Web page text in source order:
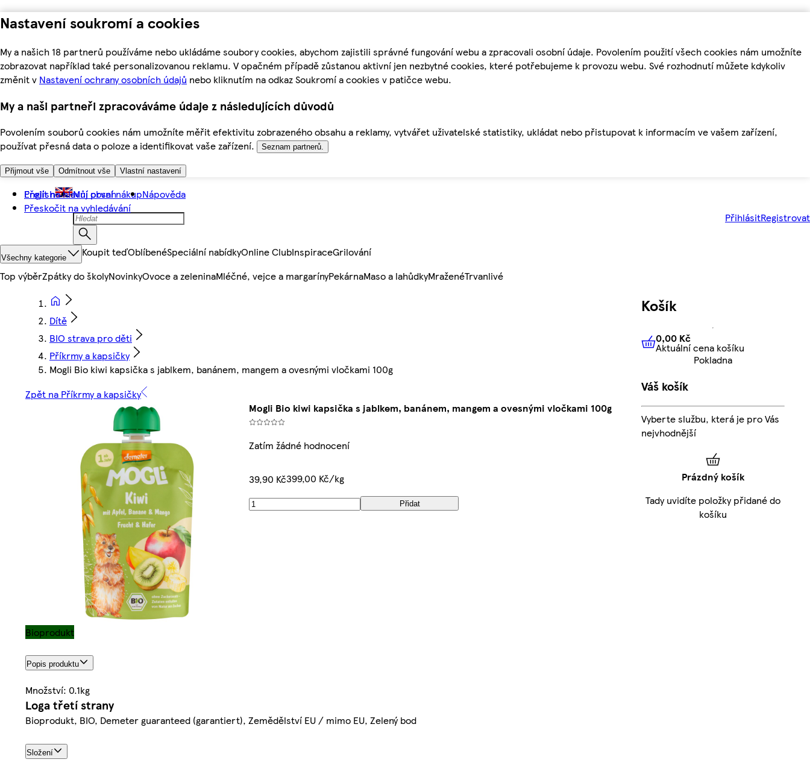
Nastavení soukromí a cookies
My a našich 18 partnerů používáme nebo ukládáme soubory cookies, abychom zajistili správné fungování webu a zpracovali osobní údaje. Povolením použití všech cookies nám umožníte
zobrazovat například také personalizovanou reklamu. V opačném případě zůstanou aktivní jen nezbytné cookies, které potřebujeme k provozu webu. Své rozhodnutí můžete kdykoliv
změnit v Nastavení ochrany osobních údajů nebo kliknutím na odkaz Soukromí a cookies v patičce webu.
My a naši partneři zpracováváme údaje z následujících důvodů
Povolením souborů cookies nám umožníte měřit efektivitu zobrazeného obsahu a reklamy, vytvářet uživatelské statistiky, ukládat nebo přistupovat k informacím ve vašem zařízení,
používat přesná data o poloze a identifikovat vaše zařízení.
Seznam partnerů.
Přijmout vše Odmítnout vše Vlastní nastavení
Přejít na hlavní obsah
Přeskočit na vyhledávání
English Můj první nákupNápověda
PřihlásitRegistrovat
Všechny kategorie Koupit teďOblíbenéSpeciální nabídkyOnline ClubInspiraceGrilování
Top výběrZpátky do školyNovinkyOvoce a zeleninaMléčné, vejce a margarínyPekárnaMaso a lahůdkyMraženéTrvanlivé
Dítě
BIO strava pro děti
Příkrmy a kapsičky
Mogli Bio kiwi kapsička s jablkem, banánem, mangem a ovesnými vločkami 100g
Zpět na Příkrmy a kapsičky
Mogli Bio kiwi kapsička s jablkem, banánem, mangem a ovesnými vločkami 100g
Zatím žádné hodnocení
39,90 Kč399,00 Kč/kg
Přidat
Bioprodukt
Popis produktu
Množství: 0.1kg
Loga třetí strany
Bioprodukt, BIO, Demeter guaranteed (garantiert), Zemědělství EU / mimo EU, Zelený bod
Složení
Košík
0,00 KčAktuální cena košíku
0,00 Kč
Aktuální cena košíku
Pokladna
Váš košík
Vyberte službu, která je pro Vás
nejvhodnější
Prázdný košík
Tady uvidíte položky přidané do
košíku